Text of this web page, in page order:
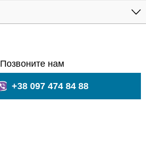
Позвоните нам
+38 097 474 84 88